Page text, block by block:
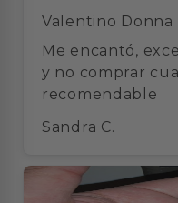
Valentino
Decant
Me encantó,
y no comprar
recomendable
Sandra C.